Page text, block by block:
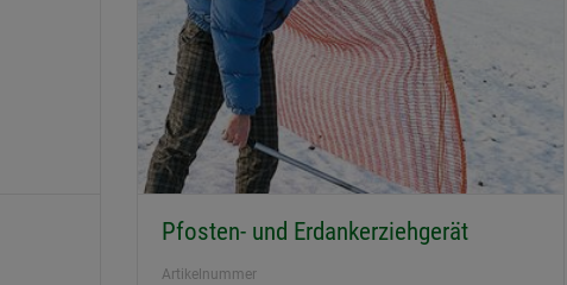
Pfosten- und Erdankerziehgerät
Artikelnummer